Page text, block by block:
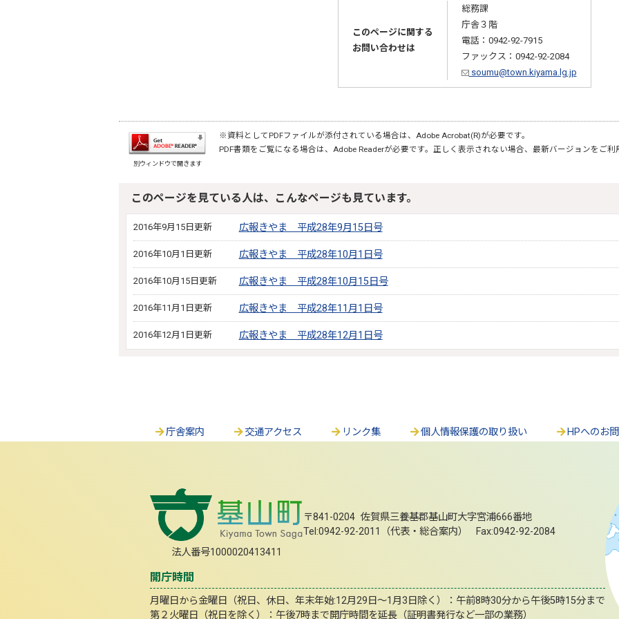
このページに関する
お問い合わせは
総務課
庁舎３階
電話：0942-92-7915
ファックス：0942-92-2084
soumu@town.kiyama.lg.jp
別ウィンドウで開きます
※資料としてPDFファイルが添付されている場合は、Adobe Acrobat(R)が必要です。
PDF書類をご覧になる場合は、Adobe Readerが必要です。正しく表示されない場合、最新バージョンをご利
このページを見ている人は、こんなページも見ています。
2016年9月15日更新 広報きやま 平成28年9月15日号
2016年10月1日更新 広報きやま 平成28年10月1日号
2016年10月15日更新 広報きやま 平成28年10月15日号
2016年11月1日更新 広報きやま 平成28年11月1日号
2016年12月1日更新 広報きやま 平成28年12月1日号
庁舎案内 交通アクセス リンク集 個人情報保護の取り扱い HPへのお
法人番号1000020413411
〒841-0204 佐賀県三養基郡基山町大字宮浦666番地
Tel:0942-92-2011（代表・総合案内） Fax:0942-92-2084
開庁時間
月曜日から金曜日（祝日、休日、年末年始:12月29日～1月3日除く）：午前8時30分から午後5時15分まで
第２火曜日（祝日を除く）：午後7時まで開庁時間を延長（証明書発行など一部の業務）